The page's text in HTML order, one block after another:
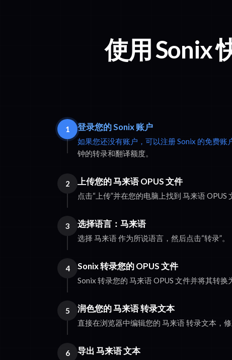
使用 Sonix
1 登录您的 Sonix 账户
如果您还没有账户，可以注册 Sonix 的免费账
钟的转录和翻译额度。
2 上传您的 马来语 OPUS 文件
点击“上传”并在您的电脑上找到 马来语 OPUS
3 选择语言：马来语
选择 马来语 作为所说语言，然后点击“转录”。
4 Sonix 转录您的 OPUS 文件
Sonix 转录您的 马来语 OPUS 文件并将其转换
5 润色您的 马来语 转录文本
直接在浏览器中编辑您的 马来语 转录文本，
6 导出 马来语 文本